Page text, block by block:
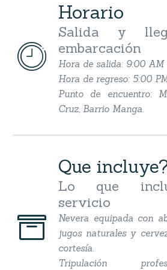


Horario
Salida y
embarcación
Hora de salida: 9:00 AM
Hora de regreso: 5:00
Punto de encuentro:
Cruz, Barrio Manga.


Que
Lo que
servicio
Nevera equipada con
jugos naturales y
cortesía.
Tripulación